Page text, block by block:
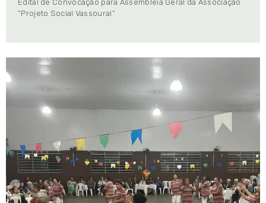
Edital de Convocação para Assembleia Geral da Associação
“Projeto Social Vassoural”